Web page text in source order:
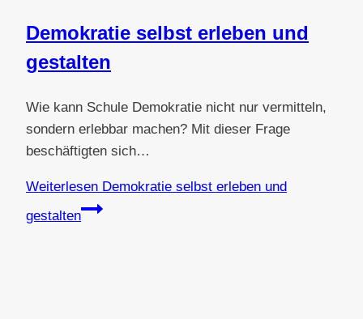
Demokratie selbst erleben und
gestalten
Wie kann Schule Demokratie nicht nur vermitteln,
sondern erlebbar machen? Mit dieser Frage
beschäftigten sich…
Weiterlesen Demokratie selbst erleben und
gestalten